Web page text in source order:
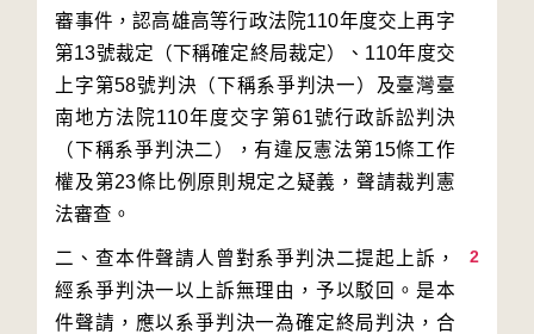
審事件，認高雄高等行政法院110年度交上再字
第13號裁定（下稱確定終局裁定）、110年度交
上字第58號判決（下稱系爭判決一）及臺灣臺
南地方法院110年度交字第61號行政訴訟判決
（下稱系爭判決二），有違反憲法第15條工作
權及第23條比例原則規定之疑義，聲請裁判憲
2
二、查本件聲請人曾對系爭判決二提起上訴，
經系爭判決一以上訴無理由，予以駁回。是本
件聲請，應以系爭判決一為確定終局判決，合